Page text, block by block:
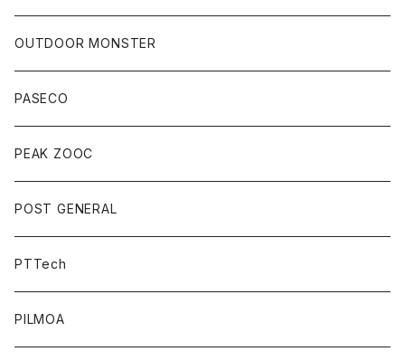
OUTDOOR MONSTER
PASECO
PEAK ZOOC
POST GENERAL
PTTech
PILMOA